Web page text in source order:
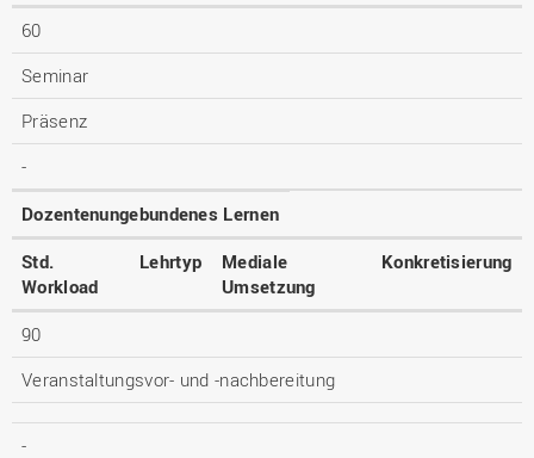
60
Seminar
Präsenz
-
Dozentenungebundenes Lernen
Std.
Workload
Lehrtyp
Mediale
Umsetzung
Konkretisierung
90
Veranstaltungsvor- und -nachbereitung
-